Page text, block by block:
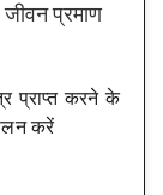
प्रमाण
प्राप्त करने के
करें